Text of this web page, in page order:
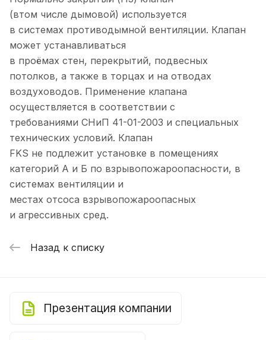
(втом числе дымовой) используется
в системах противодымной вентиляции. Клапан
может устанавливаться
в проёмах стен, перекрытий, подвесных
потолков, а также в торцах и на отводах
воздуховодов. Применение клапана
осуществляется в соответствии с
требованиями СНиП 41-01-2003 и специальных
технических условий. Клапан
FKS не подлежит установке в помещениях
категорий А и Б по взрывопожароопасности, в
системах вентиляции и
местах отсоса взрывопожароопасных
и агрессивных сред.
Назад к списку
Презентация компании